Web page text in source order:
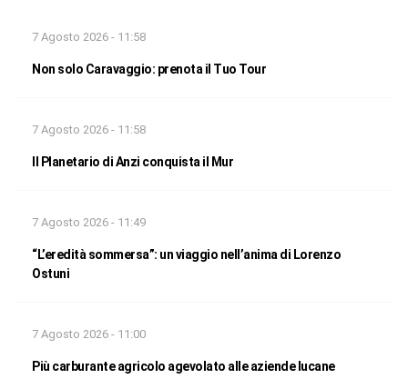
7 Agosto 2026 - 11:58
Non solo Caravaggio: prenota il Tuo Tour
7 Agosto 2026 - 11:58
Il Planetario di Anzi conquista il Mur
7 Agosto 2026 - 11:49
“L’eredità sommersa”: un viaggio nell’anima di Lorenzo
Ostuni
7 Agosto 2026 - 11:00
Più carburante agricolo agevolato alle aziende lucane